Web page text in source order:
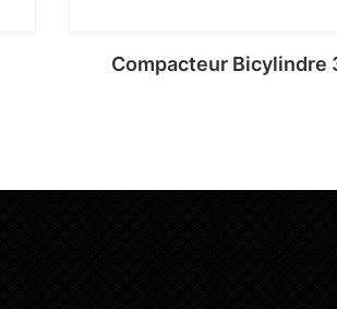
Compacteur Bicylindre